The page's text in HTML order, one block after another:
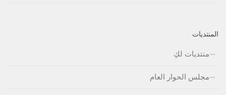
المنتديات
منتديات لكِ
مجلس الحوار العام